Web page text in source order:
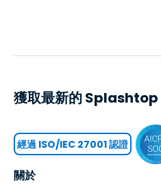
關於
獲取最新的 Splashtop
經過 ISO/IEC 27001 認證